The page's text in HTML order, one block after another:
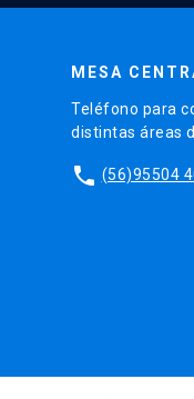
MESA
Teléfono para
distintas áreas
phone (56)95504